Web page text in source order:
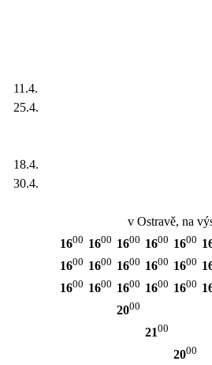
11.4.
25.4.
18.4.
30.4.
v Ostravě, na
1600 1600 1600 1600 1600
1600 1600 1600 1600 1600
1600 1600 1600 1600 1600
2000
2100
2000